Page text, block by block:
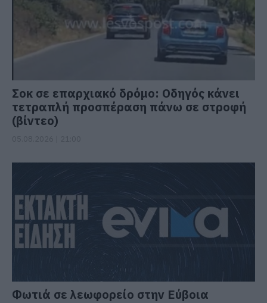
Σοκ σε επαρχιακό δρόμο: Οδηγός κάνει
τετραπλή προσπέραση πάνω σε στροφή
(βίντεο)
Φωτιά σε λεωφορείο στην Εύβοια